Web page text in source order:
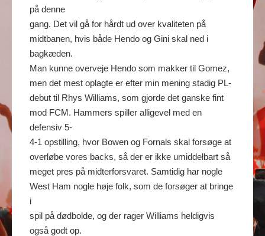
på denne
gang. Det vil gå for hårdt ud over kvaliteten på
midtbanen, hvis både Hendo og Gini skal ned i
bagkæden.
Man kunne overveje Hendo som makker til Gomez,
men det mest oplagte er efter min mening stadig PL-
debut til Rhys Williams, som gjorde det ganske fint
mod FCM. Hammers spiller alligevel med en
defensiv 5-
4-1 opstilling, hvor Bowen og Fornals skal forsøge at
overløbe vores backs, så der er ikke umiddelbart så
meget pres på midterforsvaret. Samtidig har nogle
West Ham nogle høje folk, som de forsøger at bringe
i
spil på dødbolde, og der rager Williams heldigvis
også godt op.